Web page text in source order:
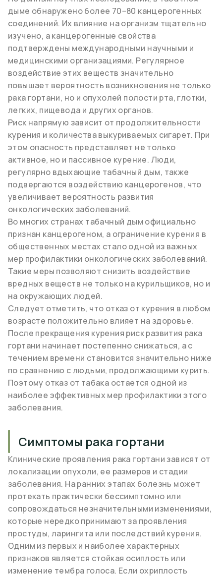
дыме обнаружено более 70–80 канцерогенных
соединений. Их влияние на организм тщательно
изучено, а канцерогенные свойства
подтверждены международными научными и
медицинскими организациями. Регулярное
воздействие этих веществ значительно
повышает вероятность возникновения не только
рака гортани, но и опухолей полости рта, глотки,
легких, пищевода и других органов.
Риск напрямую зависит от продолжительности
курения и количества выкуриваемых сигарет. При
этом опасность представляет не только
активное, но и пассивное курение. Люди,
регулярно вдыхающие табачный дым, также
подвергаются воздействию канцерогенов, что
увеличивает вероятность развития
онкологических заболеваний.
Во многих странах табачный дым официально
признан канцерогеном, а ограничение курения в
общественных местах стало одной из важных
мер профилактики онкологических заболеваний.
Такие меры позволяют снизить воздействие
вредных веществ не только на курильщиков, но и
на окружающих людей.
Следует отметить, что отказ от курения в любом
возрасте положительно влияет на здоровье.
После прекращения курения риск развития рака
гортани начинает постепенно снижаться, а с
течением времени становится значительно ниже
по сравнению с людьми, продолжающими курить.
Поэтому отказ от табака остается одной из
наиболее эффективных мер профилактики этого
заболевания.
Симптомы рака гортани
Клинические проявления рака гортани зависят от
локализации опухоли, ее размеров и стадии
заболевания. На ранних этапах болезнь может
протекать практически бессимптомно или
сопровождаться незначительными изменениями,
которые нередко принимают за проявления
простуды, ларингита или последствий курения.
Одним из первых и наиболее характерных
признаков является стойкая осиплость или
изменение тембра голоса. Если охриплость